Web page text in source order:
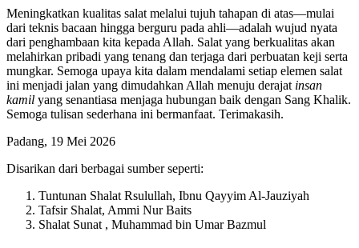
Meningkatkan kualitas salat melalui tujuh tahapan di atas—mulai
dari teknis bacaan hingga berguru pada ahli—adalah wujud nyata
dari penghambaan kita kepada Allah. Salat yang berkualitas akan
melahirkan pribadi yang tenang dan terjaga dari perbuatan keji serta
mungkar. Semoga upaya kita dalam mendalami setiap elemen salat
ini menjadi jalan yang dimudahkan Allah menuju derajat insan
kamil yang senantiasa menjaga hubungan baik dengan Sang Khalik.
Semoga tulisan sederhana ini bermanfaat. Terimakasih.
Padang, 19 Mei 2026
Disarikan dari berbagai sumber seperti:
Tuntunan Shalat Rsulullah, Ibnu Qayyim Al-Jauziyah
Tafsir Shalat, Ammi Nur Baits
Shalat Sunat , Muhammad bin Umar Bazmul